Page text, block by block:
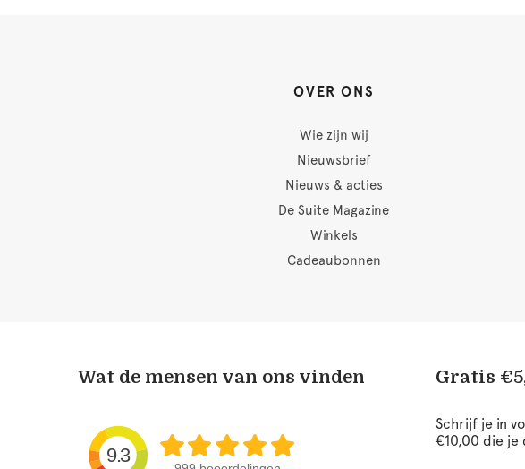
OVER ONS
Wie zijn wij
Nieuwsbrief
Nieuws & acties
De Suite Magazine
Winkels
Cadeaubonnen
Wat de mensen van ons vinden
9.3
Gratis
Schrijf je in
€10,00 die je